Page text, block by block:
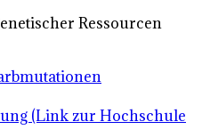
Ressourcen
(Link zur Hochschule